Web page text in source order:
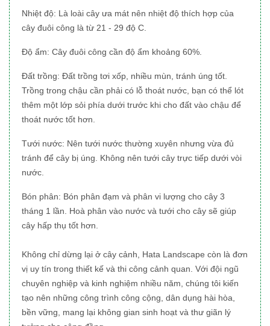
Nhiệt độ: Là loài cây ưa mát nên nhiệt độ thích hợp của
cây đuôi công là từ 21 - 29 độ C.
Độ ẩm: Cây đuôi công cần độ ẩm khoảng 60%.
Đất trồng: Đất trồng tơi xốp, nhiều mùn, tránh úng tốt.
Trồng trong chậu cần phải có lỗ thoát nước, bạn có thể lót
thêm một lớp sỏi phía dưới trước khi cho đất vào chậu để
thoát nước tốt hơn.
Tưới nước: Nên tưới nước thường xuyên nhưng vừa đủ
tránh để cây bị úng. Không nên tưới cây trực tiếp dưới vòi
nước.
Bón phân: Bón phân đạm và phân vi lượng cho cây 3
tháng 1 lần. Hoà phân vào nước và tưới cho cây sẽ giúp
cây hấp thụ tốt hơn.
Không chỉ dừng lại ở cây cảnh, Hata Landscape còn là đơn
vị uy tín trong thiết kế và thi công cảnh quan. Với đội ngũ
chuyên nghiệp và kinh nghiệm nhiều năm, chúng tôi kiến
tạo nên những công trình công cộng, dân dụng hài hòa,
bền vững, mang lại không gian sinh hoạt và thư giãn lý